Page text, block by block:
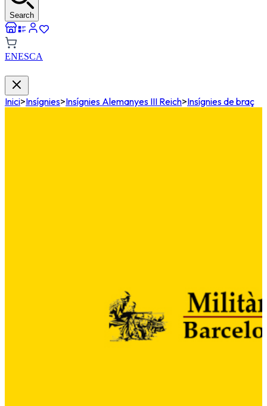
Search
ENESCA
Inici>Insígnies>Insígnies Alemanyes III Reich>Insígnies de braç